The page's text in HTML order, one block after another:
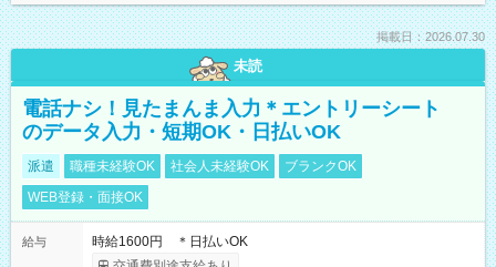
掲載日：2026.07.30
未読
電話ナシ！見たまんま入力＊エントリーシート
のデータ入力・短期OK・日払いOK
派遣 職種未経験OK 社会人未経験OK
ブランクOK
WEB登録・面接OK
給与
時給1600円 ＊日払いOK